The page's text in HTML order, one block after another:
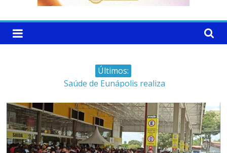
Últimos:
Saúde de Eunápolis realiza
Dourado e Lilás
Máfia das canetas
emagrecedoras na mira da
polícia